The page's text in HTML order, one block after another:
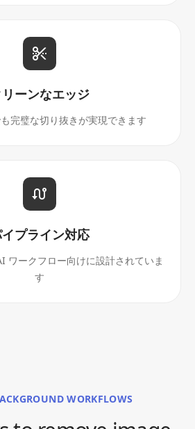
ーンなエッジ
完璧な切り抜きが実現できます
プライン対応
ワークフロー向けに設計されていま
す
WORKFLOWS